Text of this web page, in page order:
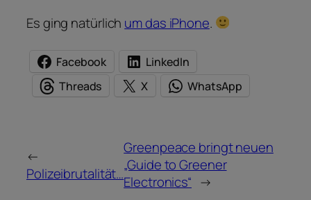
Es ging natürlich um das iPhone.
Facebook
LinkedIn
Threads
X WhatsApp
←
Polizeibrutalität…
Greenpeace bringt neuen
„Guide to Greener
Electronics“ →